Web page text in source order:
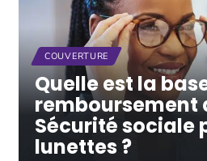
COUVERTURE
Quelle est la
remboursement
Sécurité sociale
lunettes ?